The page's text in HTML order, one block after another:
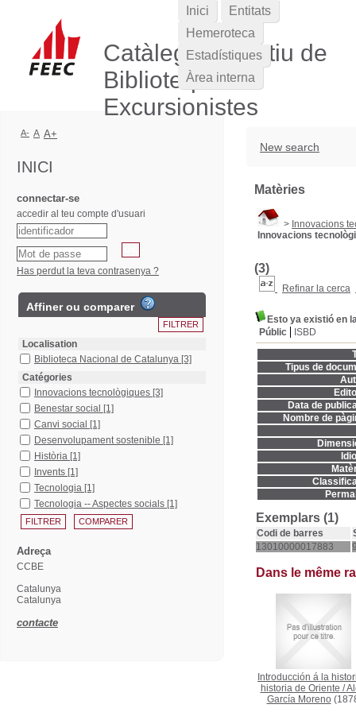
Catàleg Col·lectiu de
Biblioteques
Excursionistes
New search
Matèries
> Innovacions
Innovacions
(3)
Refinar la cerca
Esto ya existió en
Públic
ISBD
Tipus de
Data de
Nombre de
Exemplars (1)
Codi de barres
13010000017883
Dans le même
Introducción á la
historia de Oriente /
García Moreno
Inici
Entitats
Hemeroteca
Estadístiques
Àrea interna
A- A A+
INICI
connectar-se
accedir al teu compte d'usuari
Has perdut la teva contrasenya ?
Affiner ou comparer
Localisation
Biblioteca Nacional de Catalunya [3]
Catégories
Innovacions tecnològiques [3]
Benestar social [1]
Canvi social [1]
Desenvolupament sostenible [1]
Història [1]
Invents [1]
Tecnologia [1]
Tecnologia -- Aspectes socials [1]
Adreça
CCBE
Catalunya
Catalunya
contacte